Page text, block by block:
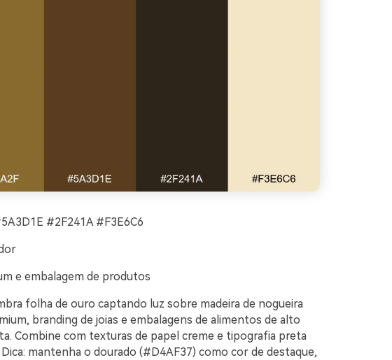
#2F241A #F3E6C6
e embalagem de produtos
folha de ouro captando luz sobre madeira de nogueira
branding de joias e embalagens de alimentos de alto
Combine com texturas de papel creme e tipografia preta
mantenha o dourado (#D4AF37) como cor de destaque,